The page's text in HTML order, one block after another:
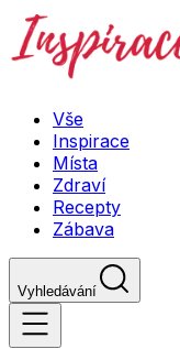
Vše
Inspirace
Místa
Zdraví
Recepty
Zábava
Vyhledávání